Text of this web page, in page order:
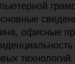
офисные